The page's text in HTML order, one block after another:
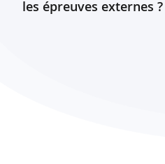
les épreuves externes ?